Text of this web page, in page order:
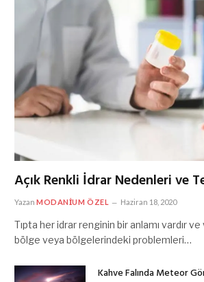
Açık Renkli İdrar Nedenleri ve
Yazan MODANIUM ÖZEL Haziran 18, 2020
Tıpta her idrar renginin bir anlamı vardır
bölge veya bölgelerindeki problemleri…
Kahve Falında Meteor